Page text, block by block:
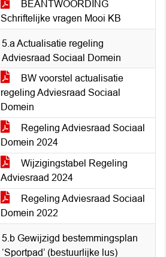
BEANTWOORDING
Schriftelijke vragen Mooi KB
5.a Actualisatie regeling
Adviesraad Sociaal Domein
BW voorstel actualisatie
regeling Adviesraad Sociaal
Domein
Regeling Adviesraad Sociaal
Domein 2024
Wijzigingstabel Regeling
Adviesraad 2024
Regeling Adviesraad Sociaal
Domein 2022
5.b Gewijzigd bestemmingsplan
‘Sportpad’ (bestuurlijke lus)